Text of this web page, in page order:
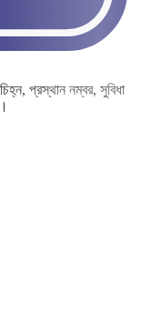
প্রস্থান নম্বর, সুবিধা